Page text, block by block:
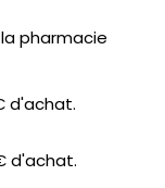
pharmacie
d'achat.
d'achat.